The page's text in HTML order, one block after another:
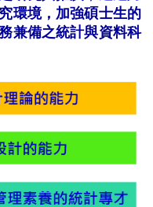
環境，加強碩士生的
兼備之統計與資料科